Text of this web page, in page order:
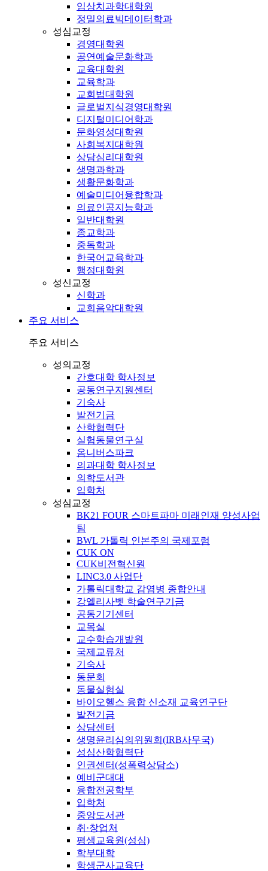
임상치과학대학원
정밀의료빅데이터학과
성심교정
경영대학원
공연예술문화학과
교육대학원
교육학과
교회법대학원
글로벌지식경영대학원
디지털미디어학과
문화영성대학원
사회복지대학원
상담심리대학원
생명과학과
생활문화학과
예술미디어융합학과
의료인공지능학과
일반대학원
종교학과
중독학과
한국어교육학과
행정대학원
성신교정
신학과
교회음악대학원
주요 서비스
주요 서비스
성의교정
간호대학 학사정보
공동연구지원센터
기숙사
발전기금
산학협력단
실험동물연구실
옴니버스파크
의과대학 학사정보
의학도서관
입학처
성심교정
BK21 FOUR 스마트파마 미래인재 양성사업
팀
BWL 가톨릭 인본주의 국제포럼
CUK ON
CUK비전혁신원
LINC3.0 사업단
가톨릭대학교 감염병 종합안내
강엘리사벳 학술연구기금
공동기기센터
교목실
교수학습개발원
국제교류처
기숙사
동문회
동물실험실
바이오헬스 융합 신소재 교육연구단
발전기금
상담센터
생명윤리심의위원회(IRB사무국)
성심산학협력단
인권센터(성폭력상담소)
예비군대대
융합전공학부
입학처
중앙도서관
취·창업처
평생교육원(성심)
학부대학
학생군사교육단